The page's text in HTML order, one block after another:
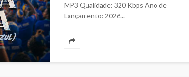
MP3 Qualidade: 320 Kbps Ano de
Lançamento: 2026...